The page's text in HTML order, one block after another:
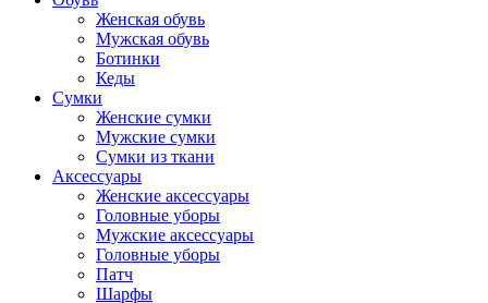
Женская обувь
Мужская обувь
Ботинки
Кеды
Сумки
Женские сумки
Мужские сумки
Сумки из ткани
Аксессуары
Женские аксессуары
Головные уборы
Мужские аксессуары
Головные уборы
Патч
Шарфы